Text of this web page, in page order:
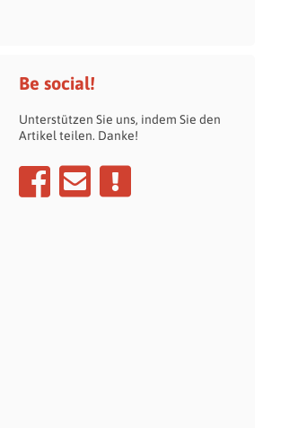
Be social!
Unterstützen Sie uns, indem Sie den
Artikel teilen. Danke!